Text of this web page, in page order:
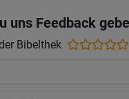
uns Feedback
Bibelthek